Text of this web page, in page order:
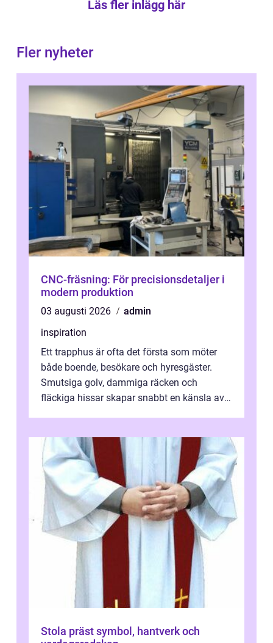
Läs fler inlägg här
Fler nyheter
CNC-fräsning: För precisionsdetaljer i
modern produktion
03 augusti 2026
admin
inspiration
Ett trapphus är ofta det första som möter
både boende, besökare och hyresgäster.
Smutsiga golv, dammiga räcken och
fläckiga hissar skapar snabbt en känsla av
Stola präst symbol, hantverk och